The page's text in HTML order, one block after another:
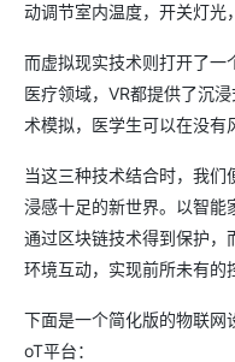
动调节室内温度，开关灯光
而虚拟现实技术则打开了一
医疗领域，VR都提供了沉
术模拟，医学生可以在没有
当这三种技术结合时，我
浸感十足的新世界。以智能
通过区块链技术得到保护，
环境互动，实现前所未有的
下面是一个简化版的物联
oT平台：